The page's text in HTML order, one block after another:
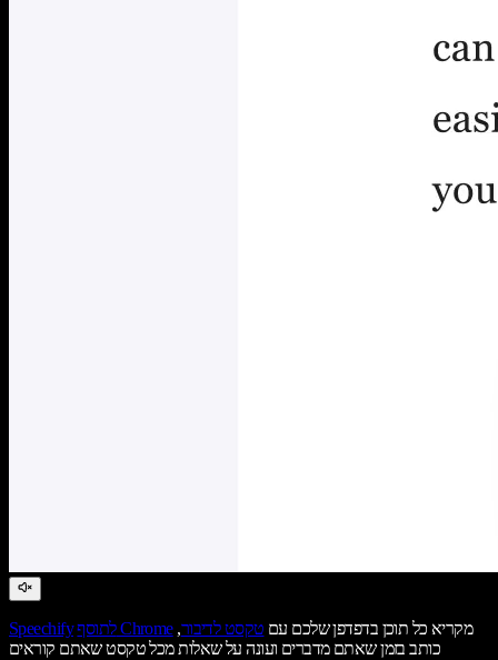
Speechify לתוסף Chrome מקריא כל תוכן בדפדפן שלכם עם טקסט לדיבור,
כותב בזמן שאתם מדברים ועונה על שאלות מכל טקסט שאתם קוראים